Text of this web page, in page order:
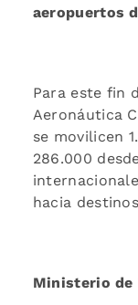
aeropuertos
Para este fin
Aeronáutica
se movilicen
286.000
hacia
Ministerio de